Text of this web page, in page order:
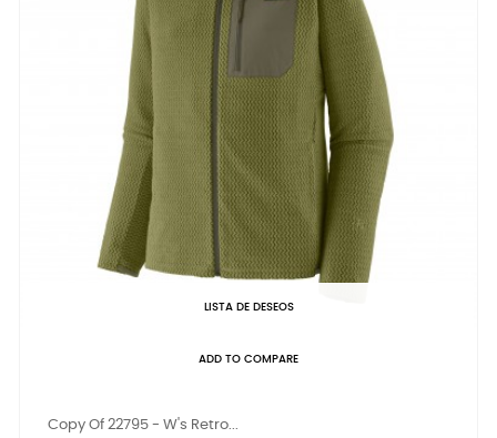
LISTA DE DESEOS
ADD TO COMPARE
Copy Of 22795 - W's Retro...